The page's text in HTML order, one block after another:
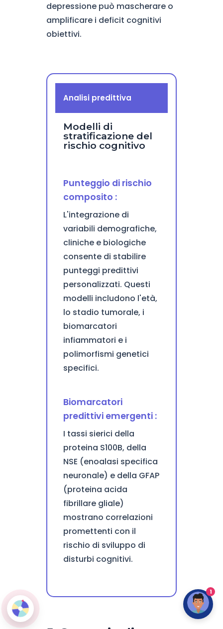
depressione può mascherare o
amplificare i deficit cognitivi
obiettivi.
Analisi predittiva
Modelli di
stratificazione del
rischio cognitivo
Punteggio di rischio
composito :
L'integrazione di
variabili demografiche,
cliniche e biologiche
consente di stabilire
punteggi predittivi
personalizzati. Questi
modelli includono l'età,
lo stadio tumorale, i
biomarcatori
infiammatori e i
polimorfismi genetici
specifici.
Biomarcatori
predittivi emergenti :
I tassi sierici della
proteina S100B, della
NSE (enoalasi specifica
neuronale) e della GFAP
(proteina acida
fibrillare gliale)
mostrano correlazioni
promettenti con il
rischio di sviluppo di
disturbi cognitivi.
1